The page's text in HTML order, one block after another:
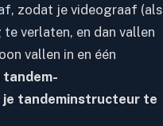
zodat je videograaf (als
verlaten, en dan vallen
vallen in en één
je tandeminstructeur te